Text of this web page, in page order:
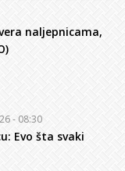
naljepnicama,
- 08:30
Evo šta svaki